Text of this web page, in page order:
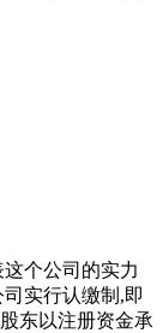
个公司的实力
实行认缴制,即
东以注册资金承